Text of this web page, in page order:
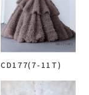
CD177(7-11T)